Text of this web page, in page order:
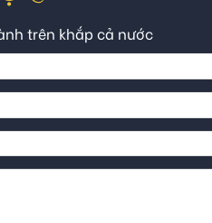
trên khắp cả nước